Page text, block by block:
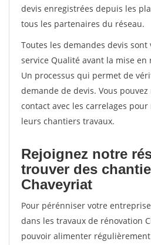
devis enregistrées depuis les
tous les partenaires du réseau.
Toutes les demandes devis
service Qualité avant la mise en
Un processus qui permet de
demande de devis. Vous
contact avec les carrelages
leurs chantiers travaux.
Rejoignez notre
trouver des
Chaveyriat
Pour pérénniser votre
dans les travaux de rénovation
pouvoir alimenter